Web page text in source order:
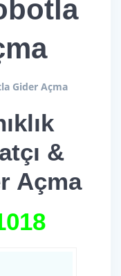
Gider Açma
&
Açma